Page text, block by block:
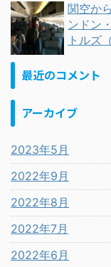
関空か
ンドン
トルズ
最近のコメント
アーカイブ
2023年5月
2022年9月
2022年8月
2022年7月
2022年6月